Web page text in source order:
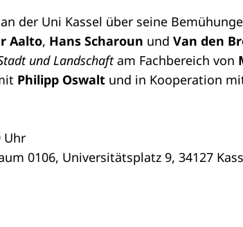
der Uni Kassel über seine
Aalto, Hans Scharoun und Van den
und Landschaftam Fachbereich von
Philipp Oswalt und in Kooperation
Uhr
0106, Universitätsplatz 9, 34127